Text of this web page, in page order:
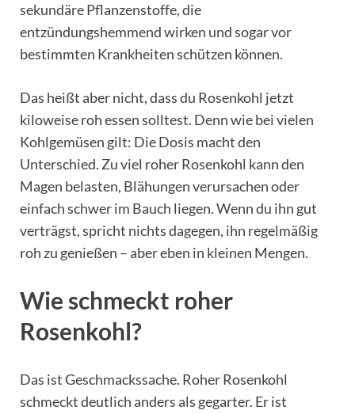
sekundäre Pflanzenstoffe, die
entzündungshemmend wirken und sogar vor
bestimmten Krankheiten schützen können.
Das heißt aber nicht, dass du Rosenkohl jetzt
kiloweise roh essen solltest. Denn wie bei vielen
Kohlgemüsen gilt: Die Dosis macht den
Unterschied. Zu viel roher Rosenkohl kann den
Magen belasten, Blähungen verursachen oder
einfach schwer im Bauch liegen. Wenn du ihn gut
verträgst, spricht nichts dagegen, ihn regelmäßig
roh zu genießen – aber eben in kleinen Mengen.
Wie schmeckt roher
Rosenkohl?
Das ist Geschmackssache. Roher Rosenkohl
schmeckt deutlich anders als gegarter. Er ist